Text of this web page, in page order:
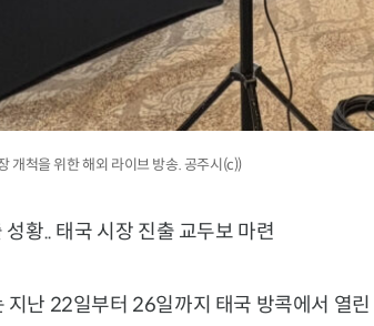
개척을 위한 해외 라이브 방송. 공주시(c))
황.. 태국 시장 진출 교두보 마련
지난 22일부터 26일까지 태국 방콕에서 열린